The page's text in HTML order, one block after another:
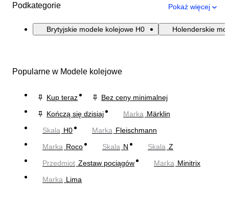
Podkategorie Pokaż więcej
Brytyjskie modele kolejowe H0 Holenderskie
Popularne w Modele kolejowe
Kup teraz
Bez ceny minimalnej
Kończą się dzisiaj
Marka Märklin
Skala H0 Marka Fleischmann
Marka Roco Skala N Skala Z
Przedmiot Zestaw pociągów Marka Minitrix
Marka Lima